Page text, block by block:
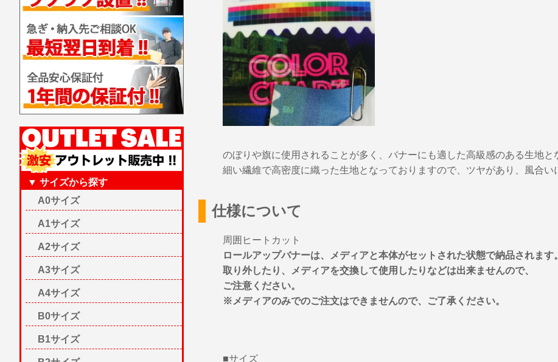
のぼりや旗に使用されることが多く、バナーにも適した高級感のある生地と
細い繊維で高密度に織った生地となっておりますので、ツヤがあり、風合い
仕様について
周囲ヒートカット
ロールアップバナーは、メディアと本体がセットされた状態で納品されます。
取り外したり、メディアを交換して使用したりなどは出来ませんので、
ご注意ください。
※メディアのみでのご注文はできませんので、ご了承ください。
■サイズ
▼ サイズから探す
A0サイズ
A1サイズ
A2サイズ
A3サイズ
A4サイズ
B0サイズ
B1サイズ